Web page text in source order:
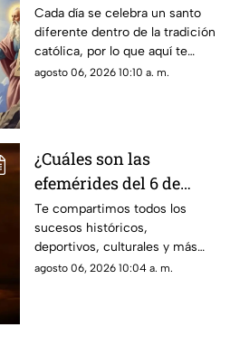
que se celebran este
jueves 6 de agosto de
2026?
Cada día se celebra un santo
diferente dentro de la tradición
católica, por lo que aquí te
compartimos el santoral
agosto 06, 2026 10:10 a. m.
¿Cuáles son las
efemérides del 6 de
agosto? Conoce lo que
se celebra un día como
hoy en México y el
mundo
Te compartimos todos los
sucesos históricos,
deportivos, culturales y más
que marcaron las efemérides
agosto 06, 2026 10:04 a. m.